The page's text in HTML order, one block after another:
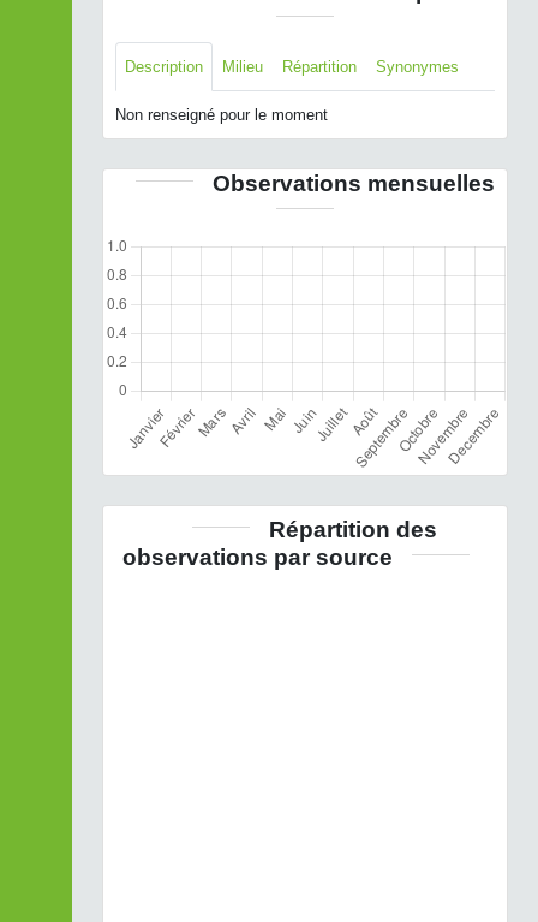
Description Milieu Répartition Synonymes
Non renseigné pour le moment
Observations mensuelles
Répartition des
observations par source